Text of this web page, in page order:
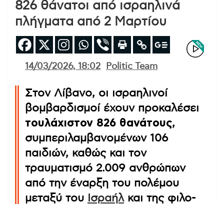
826 θάνατοι από ισραηλινά
πλήγματα από 2 Μαρτίου
14/03/2026, 18:02 Politic Team
Στον Λίβανο, οι ισραηλινοί
βομβαρδισμοί έχουν προκαλέσει
τουλάχιστον 826 θανάτους,
συμπεριλαμβανομένων 106
παιδιών, καθώς και τον
τραυματισμό 2.009 ανθρώπων
από την έναρξη του πολέμου
μεταξύ του
Ισραήλκαι της φιλο-